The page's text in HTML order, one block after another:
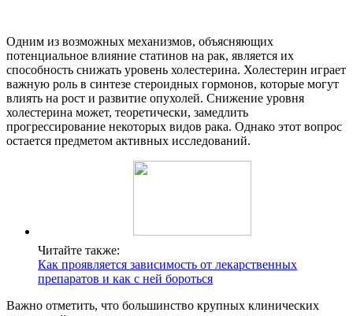
Одним из возможных механизмов, объясняющих
потенциальное влияние статинов на рак, является их
способность снижать уровень холестерина. Холестерин играет
важную роль в синтезе стероидных гормонов, которые могут
влиять на рост и развитие опухолей. Снижение уровня
холестерина может, теоретически, замедлить
прогрессирование некоторых видов рака. Однако этот вопрос
остается предметом активных исследований.
Читайте также:
Как проявляется зависимость от лекарственных
препаратов и как с ней бороться
Важно отметить, что большинство крупных клинических